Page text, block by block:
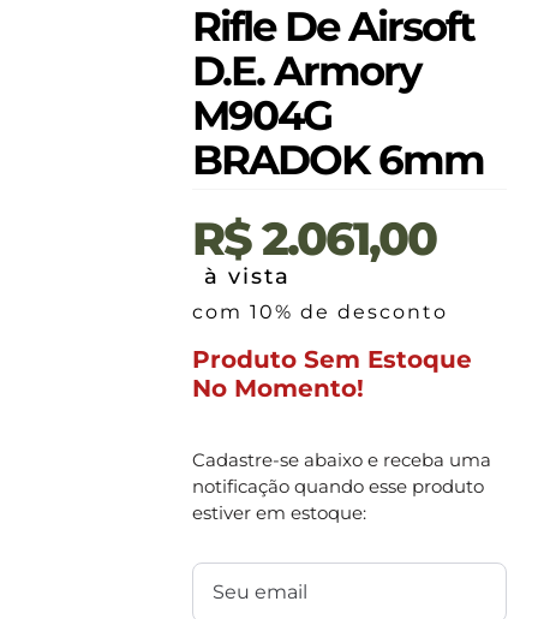
Rifle De Airsoft
D.E. Armory
M904G
BRADOK 6mm
R$2.061,00
à vista
com 10% de desconto
Produto Sem Estoque
No Momento!
Cadastre-se abaixo e receba uma
notificação quando esse produto
estiver em estoque: